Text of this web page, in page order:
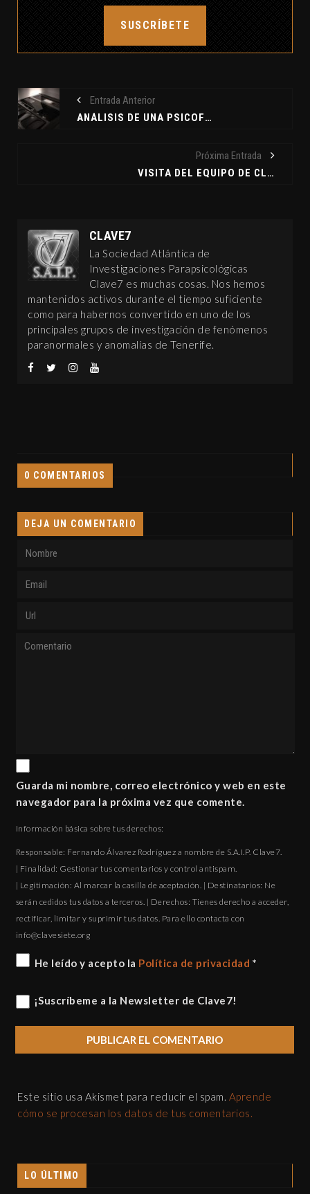
SUSCRÍBETE
Entrada Anterior
ANÁLISIS DE UNA PSICOFONÍA, POR RAFAEL CABELLO HERRERO.
Próxima Entrada
VISITA DEL EQUIPO DE CLAVE7 AL MAGIC 2010
CLAVE7
La Sociedad Atlántica de
Investigaciones Parapsicológicas
Clave7 es muchas cosas. Nos hemos
mantenidos activos durante el tiempo suficiente
como para habernos convertido en uno de los
principales grupos de investigación de fenómenos
paranormales y anomalías de Tenerife.
0 COMENTARIOS
DEJA UN COMENTARIO
Guarda mi nombre, correo electrónico y web en este
navegador para la próxima vez que comente.
Información básica sobre tus derechos:
Responsable: Fernando Álvarez Rodríguez a nombre de S.A.I.P. Clave7.
| Finalidad: Gestionar tus comentarios y control antispam.
| Legitimación: Al marcar la casilla de aceptación. | Destinatarios: Ne
serán cedidos tus datos a terceros. | Derechos: Tienes derecho a acceder,
rectificar, limitar y suprimir tus datos. Para ello contacta con
gro.eteisevalc@ofni
He leído y acepto la Política de privacidad *
¡Suscríbeme a la Newsletter de Clave7!
Este sitio usa Akismet para reducir el spam. Aprende
cómo se procesan los datos de tus comentarios.
LO ÚLTIMO